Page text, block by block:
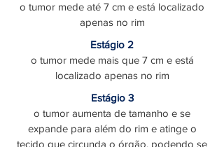
o tumor mede até 7 cm e está localizado
apenas no rim
Estágio 2
o tumor mede mais que 7 cm e está
localizado apenas no rim
Estágio 3
o tumor aumenta de tamanho e se
expande para além do rim e atinge o
tecido que circunda o órgão, podendo se